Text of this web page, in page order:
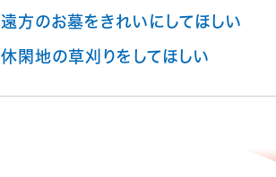
遠方のお墓をきれいにしてほしい
休閑地の草刈りをしてほしい